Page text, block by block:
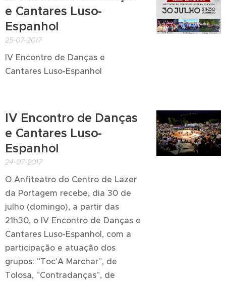
e Cantares Luso-
Espanhol
25-07-2017
IV Encontro de Danças e
Cantares Luso-Espanhol
IV Encontro de Danças
e Cantares Luso-
Espanhol
24-07-2017
O Anfiteatro do Centro de Lazer
da Portagem recebe, dia 30 de
julho (domingo), a partir das
21h30, o IV Encontro de Danças e
Cantares Luso-Espanhol, com a
participação e atuação dos
grupos: "Toc'A Marchar", de
Tolosa, "Contradanças", de